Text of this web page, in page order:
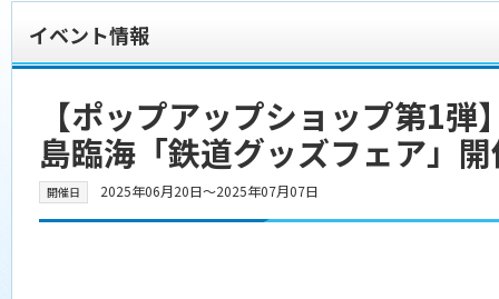
イベント情報
【ポップアップショップ第1
島臨海「鉄道グッズフェア」
開催日 2025年06月20日〜2025年07月07日